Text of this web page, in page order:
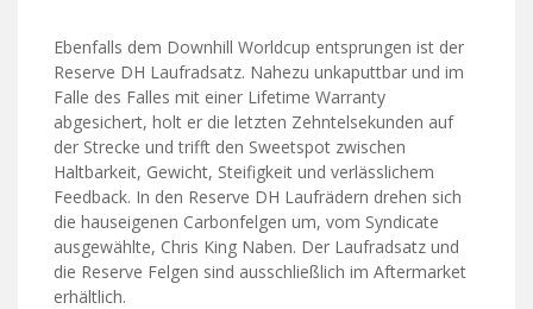
Ebenfalls dem Downhill Worldcup entsprungen ist der
Reserve DH Laufradsatz. Nahezu unkaputtbar und im
Falle des Falles mit einer Lifetime Warranty
abgesichert, holt er die letzten Zehntelsekunden auf
der Strecke und trifft den Sweetspot zwischen
Haltbarkeit, Gewicht, Steifigkeit und verlässlichem
Feedback. In den Reserve DH Laufrädern drehen sich
die hauseigenen Carbonfelgen um, vom Syndicate
ausgewählte, Chris King Naben. Der Laufradsatz und
die Reserve Felgen sind ausschließlich im Aftermarket
erhältlich.